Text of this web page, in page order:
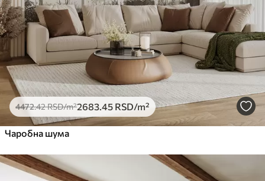
4472.42RSD/m²2683.45 RSD/m²
Чаробна шума